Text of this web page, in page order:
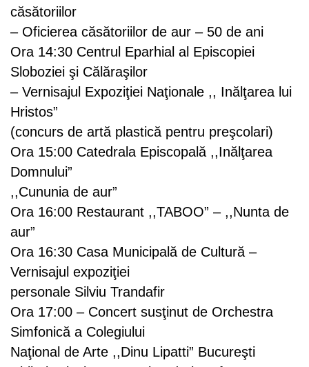
căsătoriilor
– Oficierea căsătoriilor de aur – 50 de ani
Ora 14:30 Centrul Eparhial al Episcopiei
Sloboziei şi Călăraşilor
– Vernisajul Expoziţiei Naţionale ,, Inălţarea lui
Hristos”
(concurs de artă plastică pentru preşcolari)
Ora 15:00 Catedrala Episcopală ,,Inălţarea
Domnului”
,,Cununia de aur”
Ora 16:00 Restaurant ,,TABOO” – ,,Nunta de
aur”
Ora 16:30 Casa Municipală de Cultură –
Vernisajul expoziţiei
personale Silviu Trandafir
Ora 17:00 – Concert susţinut de Orchestra
Simfonică a Colegiului
Naţional de Arte ,,Dinu Lipatti” Bucureşti